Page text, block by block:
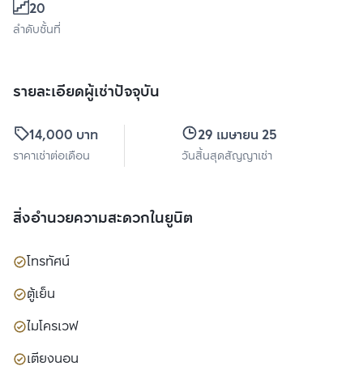
20
ลำดับชั้นที่
รายละเอียดผู้เช่าปัจจุบัน
14,000 บาท
ราคาเช่าต่อเดือน
29 เมษายน 2569
วันสิ้นสุดสัญญาเช่า
สิ่งอำนวยความสะดวกในยูนิต
โทรทัศน์
ตู้เย็น
ไมโครเวฟ
เตียงนอน